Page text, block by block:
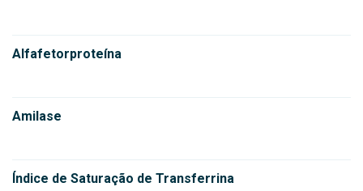
Alfafetorproteína
Amilase
Índice de Saturação de Transferrina